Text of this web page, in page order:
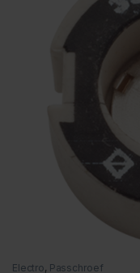
Electro, Passchroef